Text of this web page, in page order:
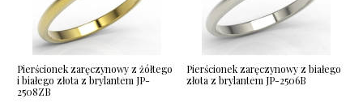
Pierścionek zaręczynowy z żółtego
i białego złota z brylantem JP-
2508ZB
Pierścionek zaręczynowy z białego
złota z brylantem JP-2506B